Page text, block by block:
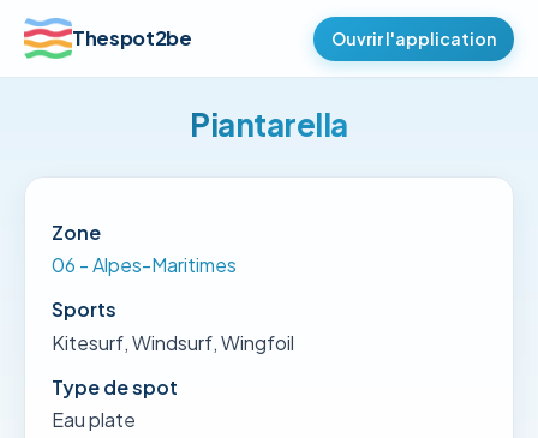
Thespot2be Ouvrir l'application
Piantarella
Zone
06 - Alpes-Maritimes
Sports
Kitesurf, Windsurf, Wingfoil
Type de spot
Eau plate